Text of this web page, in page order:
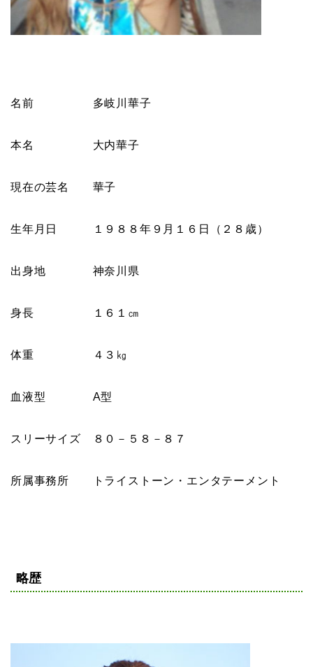
名前 多岐川華子
本名 大内華子
現在の芸名 華子
生年月日 １９８８年９月１６日（２８歳）
出身地 神奈川県
身長 １６１㎝
体重 ４３㎏
血液型 A型
スリーサイズ ８０－５８－８７
所属事務所 トライストーン・エンタテーメント
略歴